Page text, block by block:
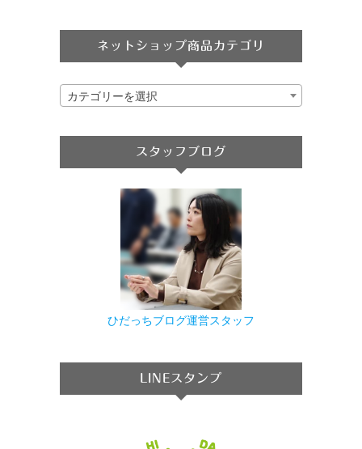
ネットショップ商品カテゴリ
カテゴリーを選択
スタッフブログ
ひだっちブログ運営スタッフ
LINEスタンプ